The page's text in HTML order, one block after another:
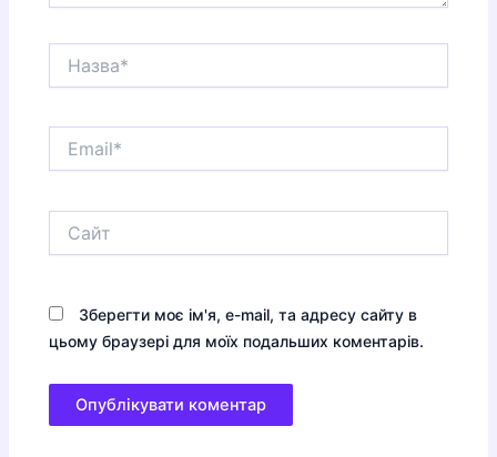
Зберегти моє ім'я, e-mail, та адресу сайту в
цьому браузері для моїх подальших коментарів.